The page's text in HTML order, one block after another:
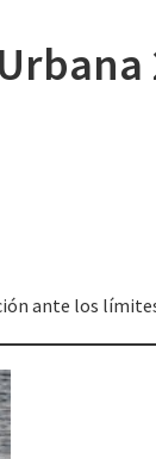
ante los